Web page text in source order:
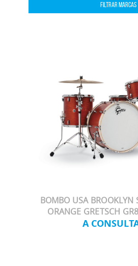
BOMBO USA BROOKLYN
ORANGE GRETSCH
A